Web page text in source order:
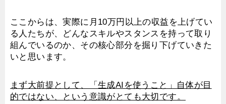
ここからは、実際に月10万円以上の収益を上げてい
る人たちが、どんなスキルやスタンスを持って取り
組んでいるのか、その核心部分を掘り下げていきた
いと思います。
まず大前提として、「生成AIを使うこと」自体が目
的ではない、という意識がとても大切です。